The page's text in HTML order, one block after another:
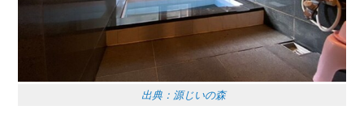
出典：源じいの森